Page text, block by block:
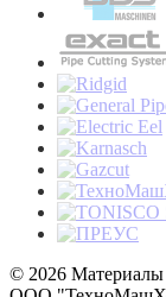
© 2026 Материалы